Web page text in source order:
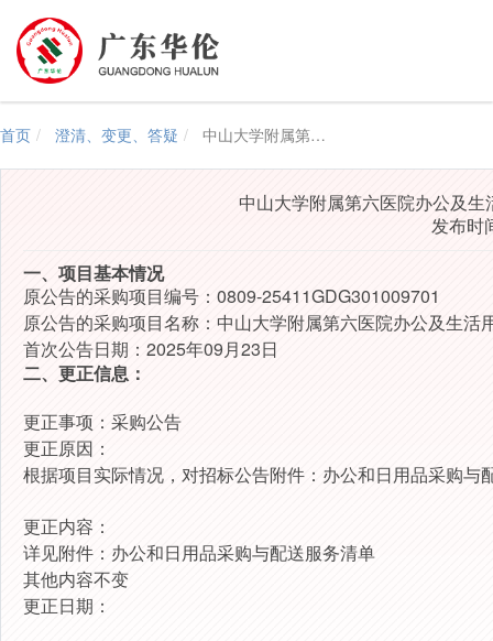
首页 澄清、变更、答疑 中山大学附属第六医院办公及生活用品采购与配送项目更正公告（二次）
中山大学附属第六医院办公及
发布时
一、项目基本情况
原公告的采购项目编号：0809-25411GDG301009701
原公告的采购项目名称：中山大学附属第六医院办公及生活
首次公告日期：2025年09月23日
二、更正信息：
更正事项：采购公告
更正原因：
根据项目实际情况，对招标公告附件：办公和日用品采购与
更正内容：
详见附件：办公和日用品采购与配送服务清单
其他内容不变
更正日期：